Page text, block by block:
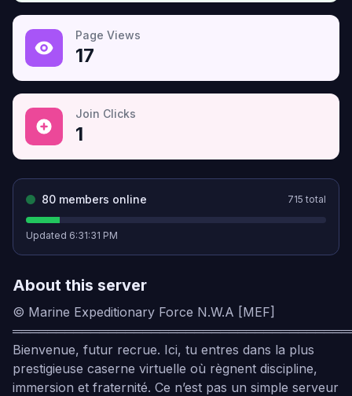
Page Views
17
Join Clicks
1
80 members online 715 total
Updated 6:31:31 PM
About this server
© Marine Expeditionary Force N.W.A [MEF]
Bienvenue, futur recrue. Ici, tu entres dans la plus
prestigieuse caserne virtuelle où règnent discipline,
immersion et fraternité. Ce n’est pas un simple serveur